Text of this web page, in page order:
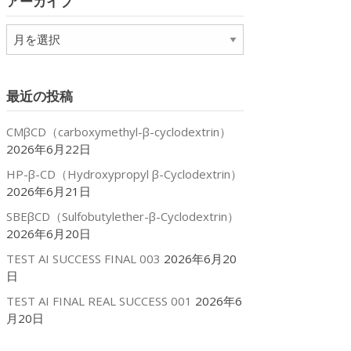
ー
ア
ー
ブ
最近の投稿
CMβCD（carboxymethyl-β-cyclodextrin）
2026年6月22日
HP-β-CD（Hydroxypropyl β-Cyclodextrin）
2026年6月21日
SBEβCD（Sulfobutylether-β-Cyclodextrin）
2026年6月20日
TEST AI SUCCESS FINAL 003 2026年6月20
日
TEST AI FINAL REAL SUCCESS 001 2026年6
月20日